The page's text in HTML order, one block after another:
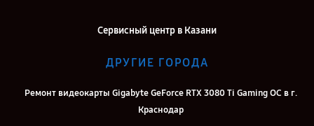
Сервисный центр в Казани
ДРУГИЕ ГОРОДА
Ремонт видеокарты Gigabyte GeForce RTX 3080 Ti Gaming OC в г.
Краснодар